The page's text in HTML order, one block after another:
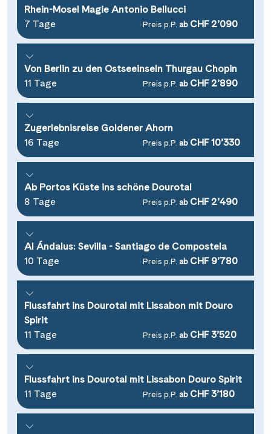
Rhein-Mosel Magie Antonio Bellucci
7 Tage
Preis p.P. ab CHF 2’090
Von Berlin zu den Ostseeinseln Thurgau Chopin
11 Tage
Preis p.P. ab CHF 2’890
Zugerlebnisreise Goldener Ahorn
16 Tage
Preis p.P. ab CHF 10’330
Ab Portos Küste ins schöne Dourotal
8 Tage
Preis p.P. ab CHF 2’490
Al Ándalus: Sevilla - Santiago de Compostela
10 Tage
Preis p.P. ab CHF 9’780
Flussfahrt ins Dourotal mit Lissabon mit Douro
Spirit
11 Tage
Preis p.P. ab CHF 3’520
Flussfahrt ins Dourotal mit Lissabon Douro Spirit
11 Tage
Preis p.P. ab CHF 3’180
Suchen & Buchen
Reisezeitraum·Reisedauer
Alle Länder